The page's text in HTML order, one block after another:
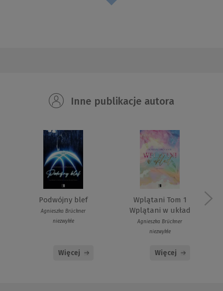
Inne publikacje autora
Podwójny blef
Agnieszka Brückner
niezwykłe
Więcej
Wplątani Tom 1
Wplątani w układ
Agnieszka Brückner
niezwykłe
Więcej